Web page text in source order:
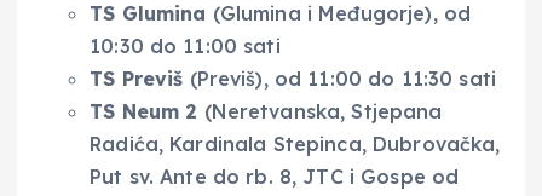
TS Glumina (Glumina i Međugorje), od
10:30 do 11:00 sati
TS Previš (Previš), od 11:00 do 11:30 sati
TS Neum 2 (Neretvanska, Stjepana
Radića, Kardinala Stepinca, Dubrovačka,
Put sv. Ante do rb. 8, JTC i Gospe od